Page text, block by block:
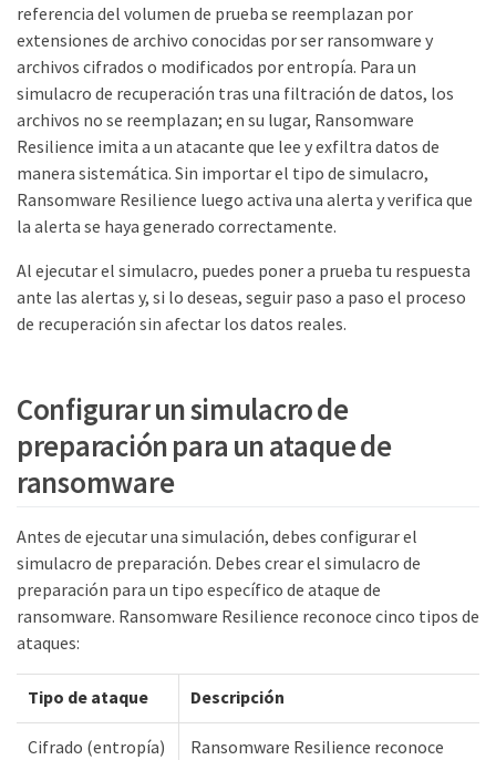
referencia del volumen de prueba se reemplazan por
extensiones de archivo conocidas por ser ransomware y
archivos cifrados o modificados por entropía. Para un
simulacro de recuperación tras una filtración de datos, los
archivos no se reemplazan; en su lugar, Ransomware
Resilience imita a un atacante que lee y exfiltra datos de
manera sistemática. Sin importar el tipo de simulacro,
Ransomware Resilience luego activa una alerta y verifica que
la alerta se haya generado correctamente.
Al ejecutar el simulacro, puedes poner a prueba tu respuesta
ante las alertas y, si lo deseas, seguir paso a paso el proceso
de recuperación sin afectar los datos reales.
Configurar un simulacro de
preparación para un ataque de
ransomware
Antes de ejecutar una simulación, debes configurar el
simulacro de preparación. Debes crear el simulacro de
preparación para un tipo específico de ataque de
ransomware. Ransomware Resilience reconoce cinco tipos de
ataques:
Tipo de ataque Descripción
Cifrado (entropía)
Ransomware Resilience reconoce